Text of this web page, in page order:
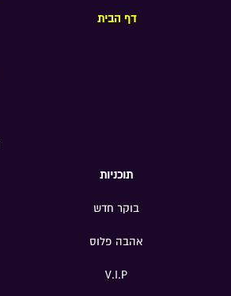
דף הבית
תוכניות
בוקר חדש
אהבה פלוס
V.I.P